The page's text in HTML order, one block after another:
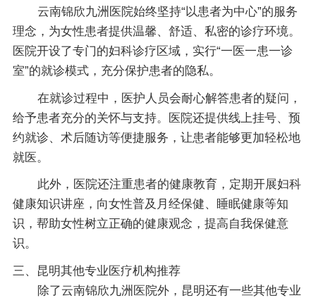
云南锦欣九洲医院始终坚持“以患者为中心”的服务
理念，为女性患者提供温馨、舒适、私密的诊疗环境。
医院开设了专门的妇科诊疗区域，实行“一医一患一诊
室”的就诊模式，充分保护患者的隐私。
在就诊过程中，医护人员会耐心解答患者的疑问，
给予患者充分的关怀与支持。医院还提供线上挂号、预
约就诊、术后随访等便捷服务，让患者能够更加轻松地
就医。
此外，医院还注重患者的健康教育，定期开展妇科
健康知识讲座，向女性普及月经保健、睡眠健康等知
识，帮助女性树立正确的健康观念，提高自我保健意
识。
三、昆明其他专业医疗机构推荐
除了云南锦欣九洲医院外，昆明还有一些其他专业